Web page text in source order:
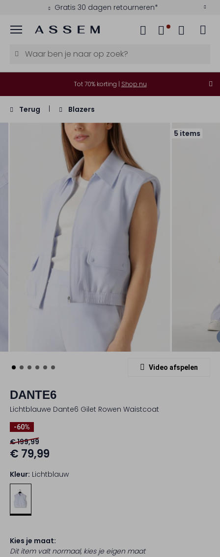
Gratis 30 dagen retourneren*
Menu
Tot 70% korting | Shop nu
Terug Blazers
5 items
Video afspelen
DANTE6
Lichtblauwe Dante6 Gilet Rowen Waistcoat
-60%
€ 199,99
€ 79,99
Kleur: Lichtblauw
Kies je maat:
Dit item valt normaal, kies je eigen maat